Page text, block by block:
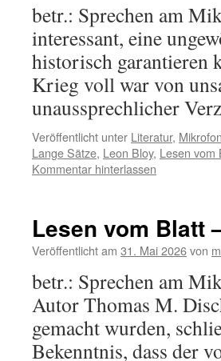
betr.: Sprechen am
interessant, eine
historisch garantieren
Krieg voll war von
unaussprechlicher
Veröffentlicht unter Literatur,
Lange Sätze, Leon Bloy, Lesen vom
Kommentar hinterlassen
Lesen vom Blatt
Veröffentlicht am 31. Mai 2026von
betr.: Sprechen am
Autor Thomas M.
gemacht wurden,
Bekenntnis, dass der